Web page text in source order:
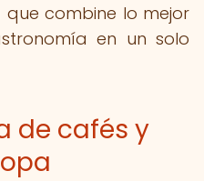
combine lo mejor
en un solo
de cafés y